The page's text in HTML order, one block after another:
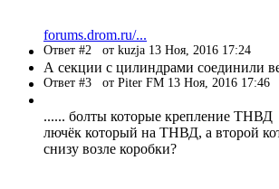
forums.drom.ru/...
Ответ #2 от kuzja 13 Ноя, 2016 17:24
А секции с цилиндрами соединили
Ответ #3 от Piter FM 13 Ноя, 2016 17:46
...... болты которые крепление
лючёк который на ТНВД, а второй
снизу возле коробки?